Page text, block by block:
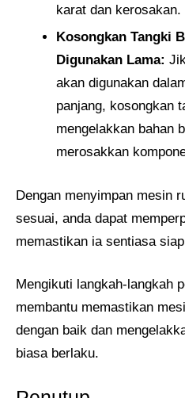
karat dan kerosakan.
Kosongkan Tangki
Digunakan Lama:
akan digunakan
panjang, kosongkan
mengelakkan bahan
merosakkan
Dengan menyimpan mesin
sesuai, anda dapat
memastikan ia sentiasa
Mengikuti langkah-langkah
membantu memastikan
dengan baik dan
biasa berlaku.